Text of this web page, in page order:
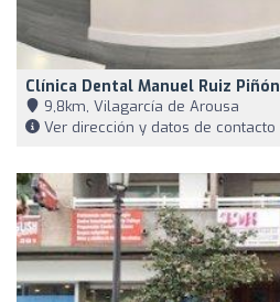
Clínica Dental Manuel Ruiz Piñón
9,8km, Vilagarcía de Arousa
Ver dirección y datos de contacto